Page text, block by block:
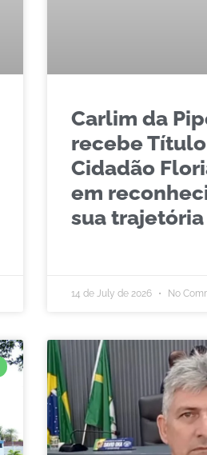
Carlim da
recebe
Cidadão
em
sua
14 de July de 2026 No